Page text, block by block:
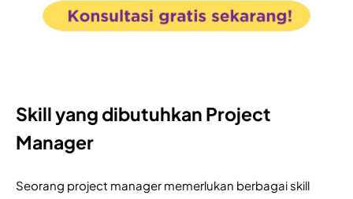
Skill yang dibutuhkan Project
Manager
Seorang project manager memerlukan berbagai skill